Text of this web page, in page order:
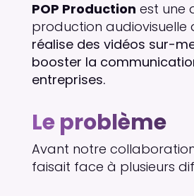
POP Production est une
production audiovisuelle
réalise des vidéos sur-
booster la
entreprises.
Le problème
Avant notre
faisait face à plusieurs